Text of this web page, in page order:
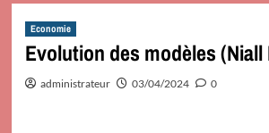
Economie
Evolution des modèles
administrateur 03/04/2024 0